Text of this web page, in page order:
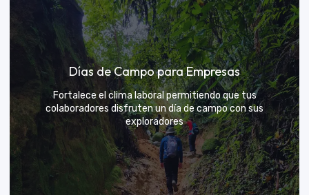
Días de sol
Un respiro campestre diseñado para el descanso y la
diversión de todos
VER MÁS
Días de Campo para Empresas
Fortalece el clima laboral permitiendo que tus
colaboradores disfruten un día de campo con sus
exploradores